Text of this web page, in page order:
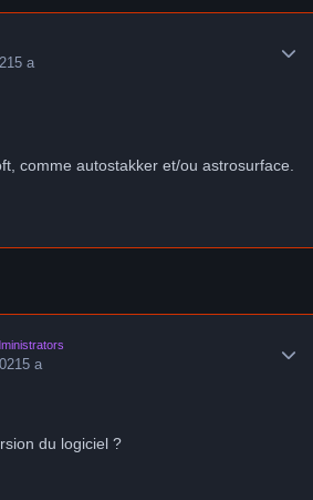
5 a
comme autostakker et/ou astrosurface.
5 a
du logiciel ?